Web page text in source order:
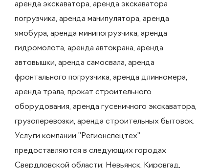
аренда экскаватора, аренда экскаватора
погрузчика, аренда манипулятора, аренда
ямобура, аренда минипогрузчика, аренда
гидромолота, аренда автокрана, аренда
автовышки, аренда самосвала, аренда
фронтального погрузчика, аренда длинномера,
аренда трала, прокат строительного
оборудования, аренда гусеничного экскаватора,
грузоперевозки, аренда строительных бытовок.
Услуги компании "Регионспецтех"
предоставляются в следующих городах
Свердловской области: Невьянск, Кировгад,